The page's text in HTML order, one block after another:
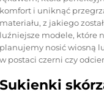
komfort i uniknąć
materiału, z jakiego
luźniejsze modele, które
planujemy nosić wiosną
w postaci czerni czy
Sukienki